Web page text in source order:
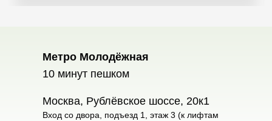
Метро Молодёжная
10 минут пешком
Москва, Рублёвское шоссе, 20к1
Вход со двора, подъезд 1, этаж 3 (к лифтам